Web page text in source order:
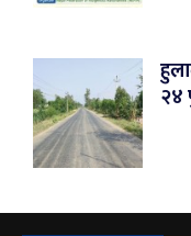
२४